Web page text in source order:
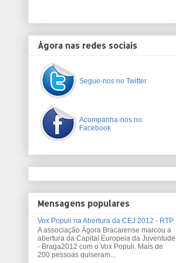
Ágora nas redes sociais
Segue-nos no Twitter
Acompanha-nos no
Facebook
Mensagens populares
Vox Populi na Abertura da CEJ 2012 - RTP
A associação Ágora Bracarense marcou a
abertura da Capital Europeia da Juventude
- Braga2012 com o Vox Populi. Mais de
200 pessoas quiseram...